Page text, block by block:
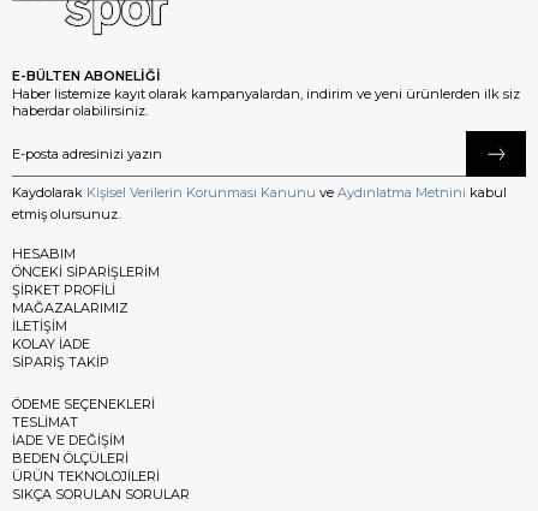
E-BÜLTEN ABONELİĞİ
Haber listemize kayıt olarak kampanyalardan, indirim ve yeni ürünlerden ilk siz
haberdar olabilirsiniz.
Kaydolarak Kişisel Verilerin Korunması Kanunu ve Aydınlatma Metnini kabul
etmiş olursunuz.
HESABIM
ÖNCEKİ SİPARİŞLERİM
ŞİRKET PROFİLİ
MAĞAZALARIMIZ
İLETİŞİM
KOLAY İADE
SİPARİŞ TAKİP
ÖDEME SEÇENEKLERİ
TESLİMAT
İADE VE DEĞİŞİM
BEDEN ÖLÇÜLERİ
ÜRÜN TEKNOLOJİLERİ
SIKÇA SORULAN SORULAR